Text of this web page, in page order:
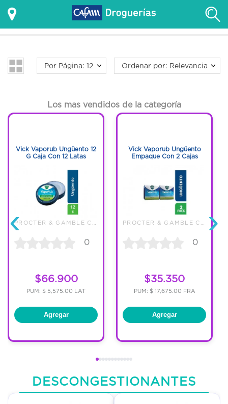
Por Página: 12 Ordenar por: Relevancia
Los mas vendidos de la categoría
‹
Vick Vaporub Ungüento 12
G Caja Con 12 Latas
0
$66.900
PUM: $ 5,575.00 LAT
Agregar
Vick Vaporub Ungüento
Empaque Con 2 Cajas
0
$35.350
PUM: $ 17,675.00 FRA
Agregar
›
DESCONGESTIONANTES